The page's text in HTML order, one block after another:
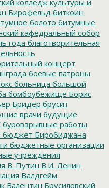
Бирофельд биткоин
болото битумные
кафедральный собор
года благотворительная
концерт
боевые патроны
больница большой
бомбоубежище Борис
Бридер брусит
врачи будущие
буровзрывные работы
бюджет Биробиджана
бюджетные организации
учреждения
В. Путин В.И. Ленин
Валдгейм
Валентин Брусиловский